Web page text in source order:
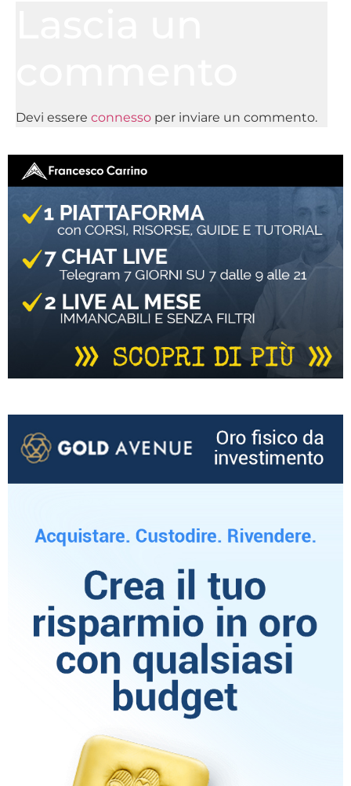
Devi essere connesso per inviare un commento.